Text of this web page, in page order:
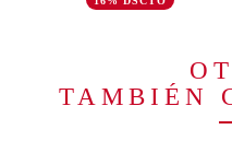
TAMBIÉN